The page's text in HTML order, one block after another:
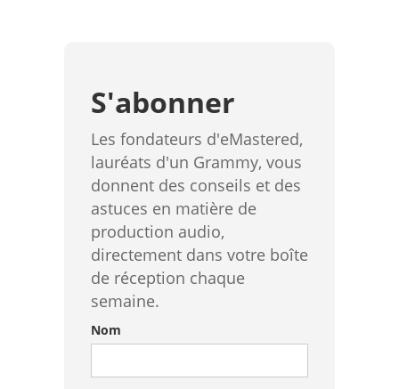
S'abonner
Les fondateurs d'eMastered,
lauréats d'un Grammy, vous
donnent des conseils et des
astuces en matière de
production audio,
directement dans votre boîte
de réception chaque
semaine.
Nom